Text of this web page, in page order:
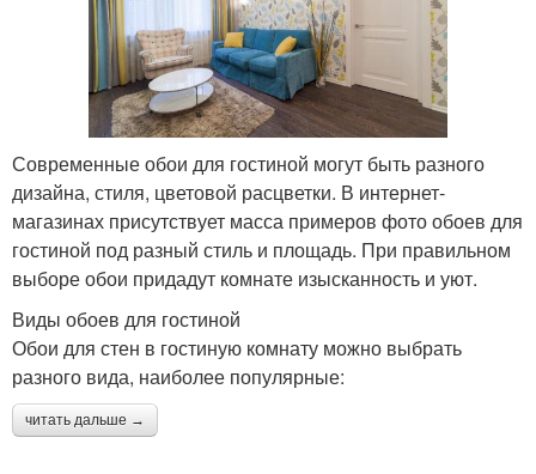
Современные обои для гостиной могут быть разного
дизайна, стиля, цветовой расцветки. В интернет-
магазинах присутствует масса примеров фото обоев для
гостиной под разный стиль и площадь. При правильном
выборе обои придадут комнате изысканность и уют.
Виды обоев для гостиной
Обои для стен в гостиную комнату можно выбрать
разного вида, наиболее популярные:
читать дальше →